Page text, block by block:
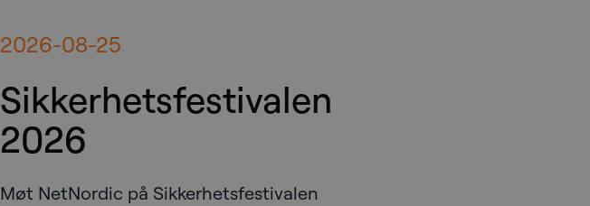
2026-08-25
Sikkerhetsfestivalen
2026
Møt NetNordic på Sikkerhetsfestivalen